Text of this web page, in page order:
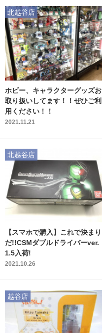
ホビー、キャラクターグッズお
取り扱いしてます！！ぜひご利
用ください！！
2021.11.21
北越谷店
【スマホで購入】これで決まり
だ!!CSMダブルドライバーver.
1.5入荷!
2021.10.26
北越谷店
越谷店